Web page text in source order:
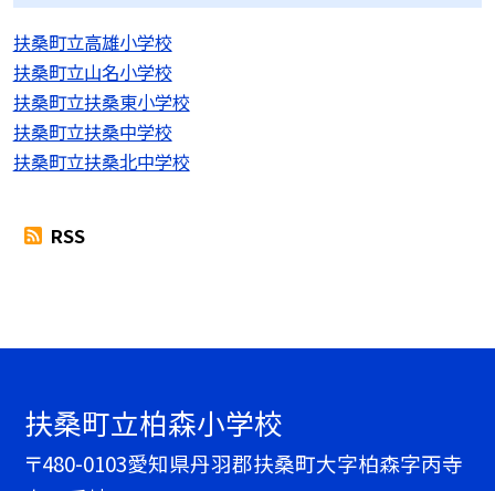
扶桑町立高雄小学校
扶桑町立山名小学校
扶桑町立扶桑東小学校
扶桑町立扶桑中学校
扶桑町立扶桑北中学校
RSS
扶桑町立柏森小学校
〒480-0103愛知県丹羽郡扶桑町大字柏森字丙寺